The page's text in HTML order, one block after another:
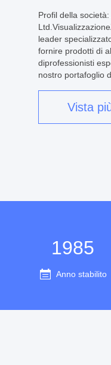
Profil della
leader
fornire prodotti di
diprofessionisti
nostro portafoglio
Vista
1985
Anno stabilito